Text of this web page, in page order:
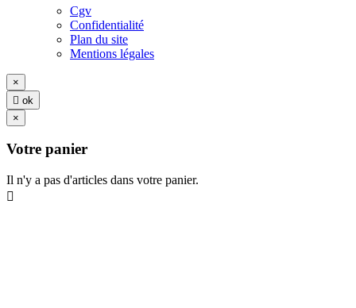
Cgv
Confidentialité
Plan du site
Mentions légales
×
 ok
×
Votre panier
Il n'y a pas d'articles dans votre panier.